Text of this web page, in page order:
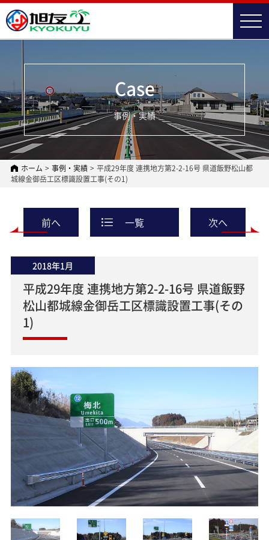
t
g
v
i
g
a
t
o
n
Case
事例・実績
ホーム > 事例・実績 > 平成29年度 連携地方第2-2-16号 県道飯野松山都
城線金御岳工区標識設置工事(その1)
前へ 一覧 次へ
2018年1月
平成29年度 連携地方第2-2-16号 県道飯野
松山都城線金御岳工区標識設置工事(その
1)